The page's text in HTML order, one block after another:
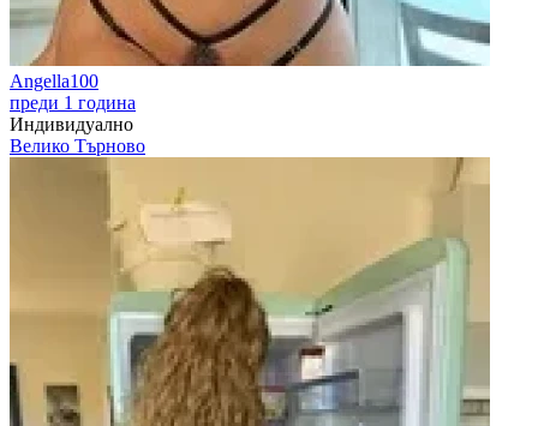
Angella100
преди 1 година
Индивидуално
Велико Търново